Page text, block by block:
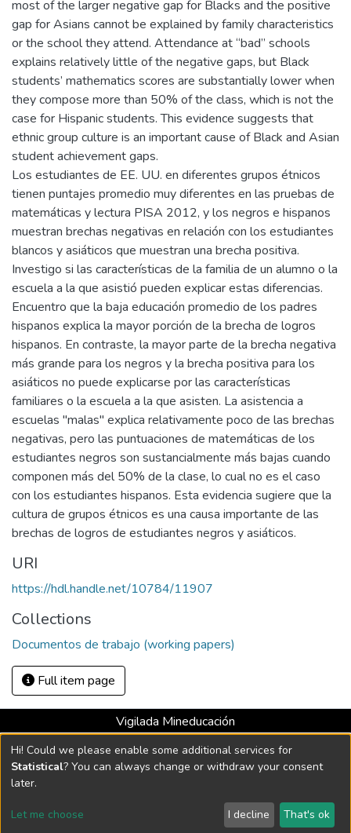
most of the larger negative gap for Blacks and the positive
gap for Asians cannot be explained by family characteristics
or the school they attend. Attendance at “bad” schools
explains relatively little of the negative gaps, but Black
students’ mathematics scores are substantially lower when
they compose more than 50% of the class, which is not the
case for Hispanic students. This evidence suggests that
ethnic group culture is an important cause of Black and Asian
student achievement gaps.
Los estudiantes de EE. UU. en diferentes grupos étnicos
tienen puntajes promedio muy diferentes en las pruebas de
matemáticas y lectura PISA 2012, y los negros e hispanos
muestran brechas negativas en relación con los estudiantes
blancos y asiáticos que muestran una brecha positiva.
Investigo si las características de la familia de un alumno o la
escuela a la que asistió pueden explicar estas diferencias.
Encuentro que la baja educación promedio de los padres
hispanos explica la mayor porción de la brecha de logros
hispanos. En contraste, la mayor parte de la brecha negativa
más grande para los negros y la brecha positiva para los
asiáticos no puede explicarse por las características
familiares o la escuela a la que asisten. La asistencia a
escuelas "malas" explica relativamente poco de las brechas
negativas, pero las puntuaciones de matemáticas de los
estudiantes negros son sustancialmente más bajas cuando
componen más del 50% de la clase, lo cual no es el caso
con los estudiantes hispanos. Esta evidencia sugiere que la
cultura de grupos étnicos es una causa importante de las
brechas de logros de estudiantes negros y asiáticos.
URI
https://hdl.handle.net/10784/11907
Collections
Documentos de trabajo (working papers)
Full item page
Vigilada Mineducación
Universidad con Acreditación Institucional hasta 2026 -
Resolución MEN 2158 de 2018
DSpace software copyright © 2002-2026 LYRASIS
Send Feedback
Hi! Could we please enable some additional services for
Statistical? You can always change or withdraw your consent
later.
Let me choose I decline That's ok